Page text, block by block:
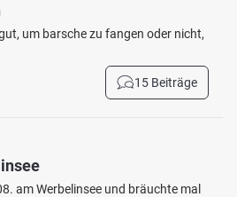
um barsche zu fangen oder nicht,
15 Beiträge
am Werbelinsee und bräuchte mal